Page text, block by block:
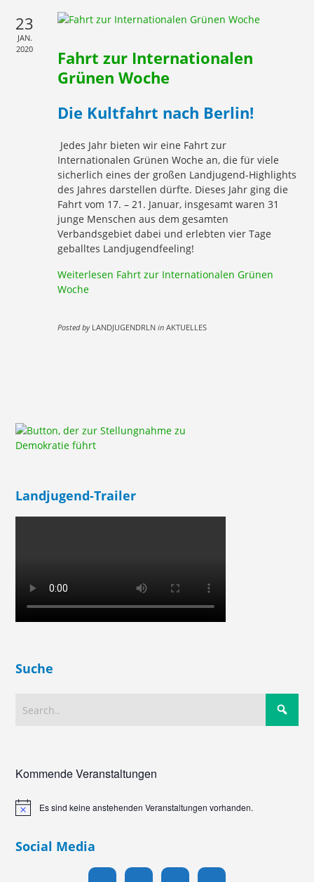
23
JAN.
2020
Fahrt zur Internationalen
Grünen Woche
Die Kultfahrt nach Berlin!
Jedes Jahr bieten wir eine Fahrt zur
Internationalen Grünen Woche an, die für viele
sicherlich eines der großen Landjugend-Highlights
des Jahres darstellen dürfte. Dieses Jahr ging die
Fahrt vom 17. – 21. Januar, insgesamt waren 31
junge Menschen aus dem gesamten
Verbandsgebiet dabei und erlebten vier Tage
geballtes Landjugendfeeling!
Weiterlesen Fahrt zur Internationalen Grünen
Woche
Posted by LANDJUGENDRLN in AKTUELLES
Landjugend-Trailer
Suche
Kommende Veranstaltungen
HinweisEs sind keine anstehenden Veranstaltungen vorhanden.
Social Media